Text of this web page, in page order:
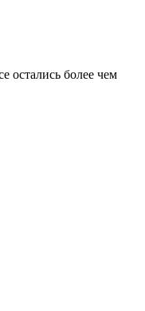
остались более чем